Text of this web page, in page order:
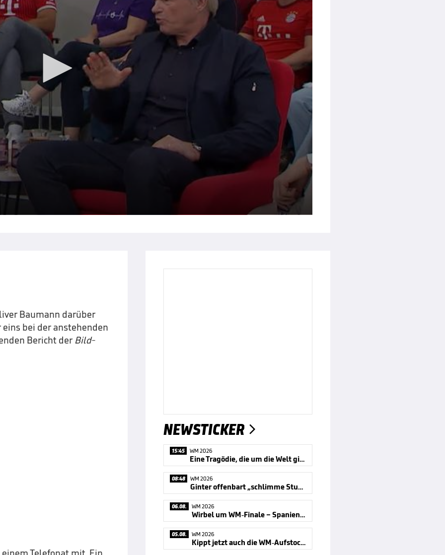
Baumann darüber
bei der anstehenden
Bericht der Bild-
NEWSTICKER 
15:45 WM 2026
Eine Tragödie, die um die Welt ging
08:48 WM 2026
Ginter offenbart „schlimme Stunden“
06.08. WM 2026
Wirbel um WM-Finale – Spanien reagiert
05.08. WM 2026
Kippt jetzt auch die WM-Aufstockung?